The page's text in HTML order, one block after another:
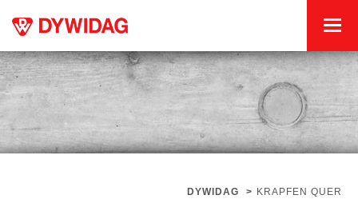
DYWIDAG > KRAPFEN QUER